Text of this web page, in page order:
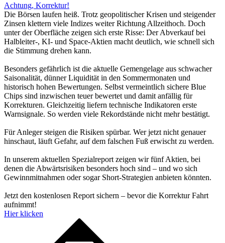
Achtung, Korrektur!
Die Börsen laufen heiß. Trotz geopolitischer Krisen und steigender
Zinsen klettern viele Indizes weiter Richtung Allzeithoch. Doch
unter der Oberfläche zeigen sich erste Risse: Der Abverkauf bei
Halbleiter-, KI- und Space-Aktien macht deutlich, wie schnell sich
die Stimmung drehen kann.
Besonders gefährlich ist die aktuelle Gemengelage aus schwacher
Saisonalität, dünner Liquidität in den Sommermonaten und
historisch hohen Bewertungen. Selbst vermeintlich sichere Blue
Chips sind inzwischen teuer bewertet und damit anfällig für
Korrekturen. Gleichzeitig liefern technische Indikatoren erste
Warnsignale. So werden viele Rekordstände nicht mehr bestätigt.
Für Anleger steigen die Risiken spürbar. Wer jetzt nicht genauer
hinschaut, läuft Gefahr, auf dem falschen Fuß erwischt zu werden.
In unserem aktuellen Spezialreport zeigen wir fünf Aktien, bei
denen die Abwärtsrisiken besonders hoch sind – und wo sich
Gewinnmitnahmen oder sogar Short-Strategien anbieten könnten.
Jetzt den kostenlosen Report sichern – bevor die Korrektur Fahrt
aufnimmt!
Hier klicken